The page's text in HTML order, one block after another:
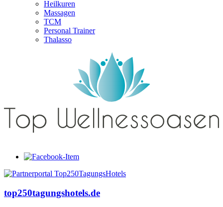
Heilkuren
Massagen
TCM
Personal Trainer
Thalasso
top250tagungshotels.de